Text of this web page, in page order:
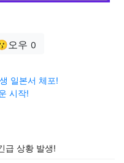
오우 0
일본서 체포!
시작!
급 상황 발생!